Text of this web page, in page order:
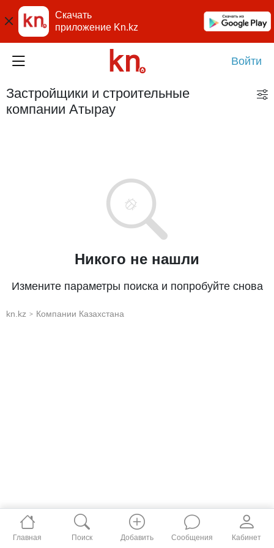
Скачать
приложение Kn.kz
Войти
Застройщики и строительные
компании Атырау
Никого не нашли
Измените параметры поиска и попробуйте снова
kn.kz > Компании Казахстана
Главная Поиск Добавить Сообщения Кабинет